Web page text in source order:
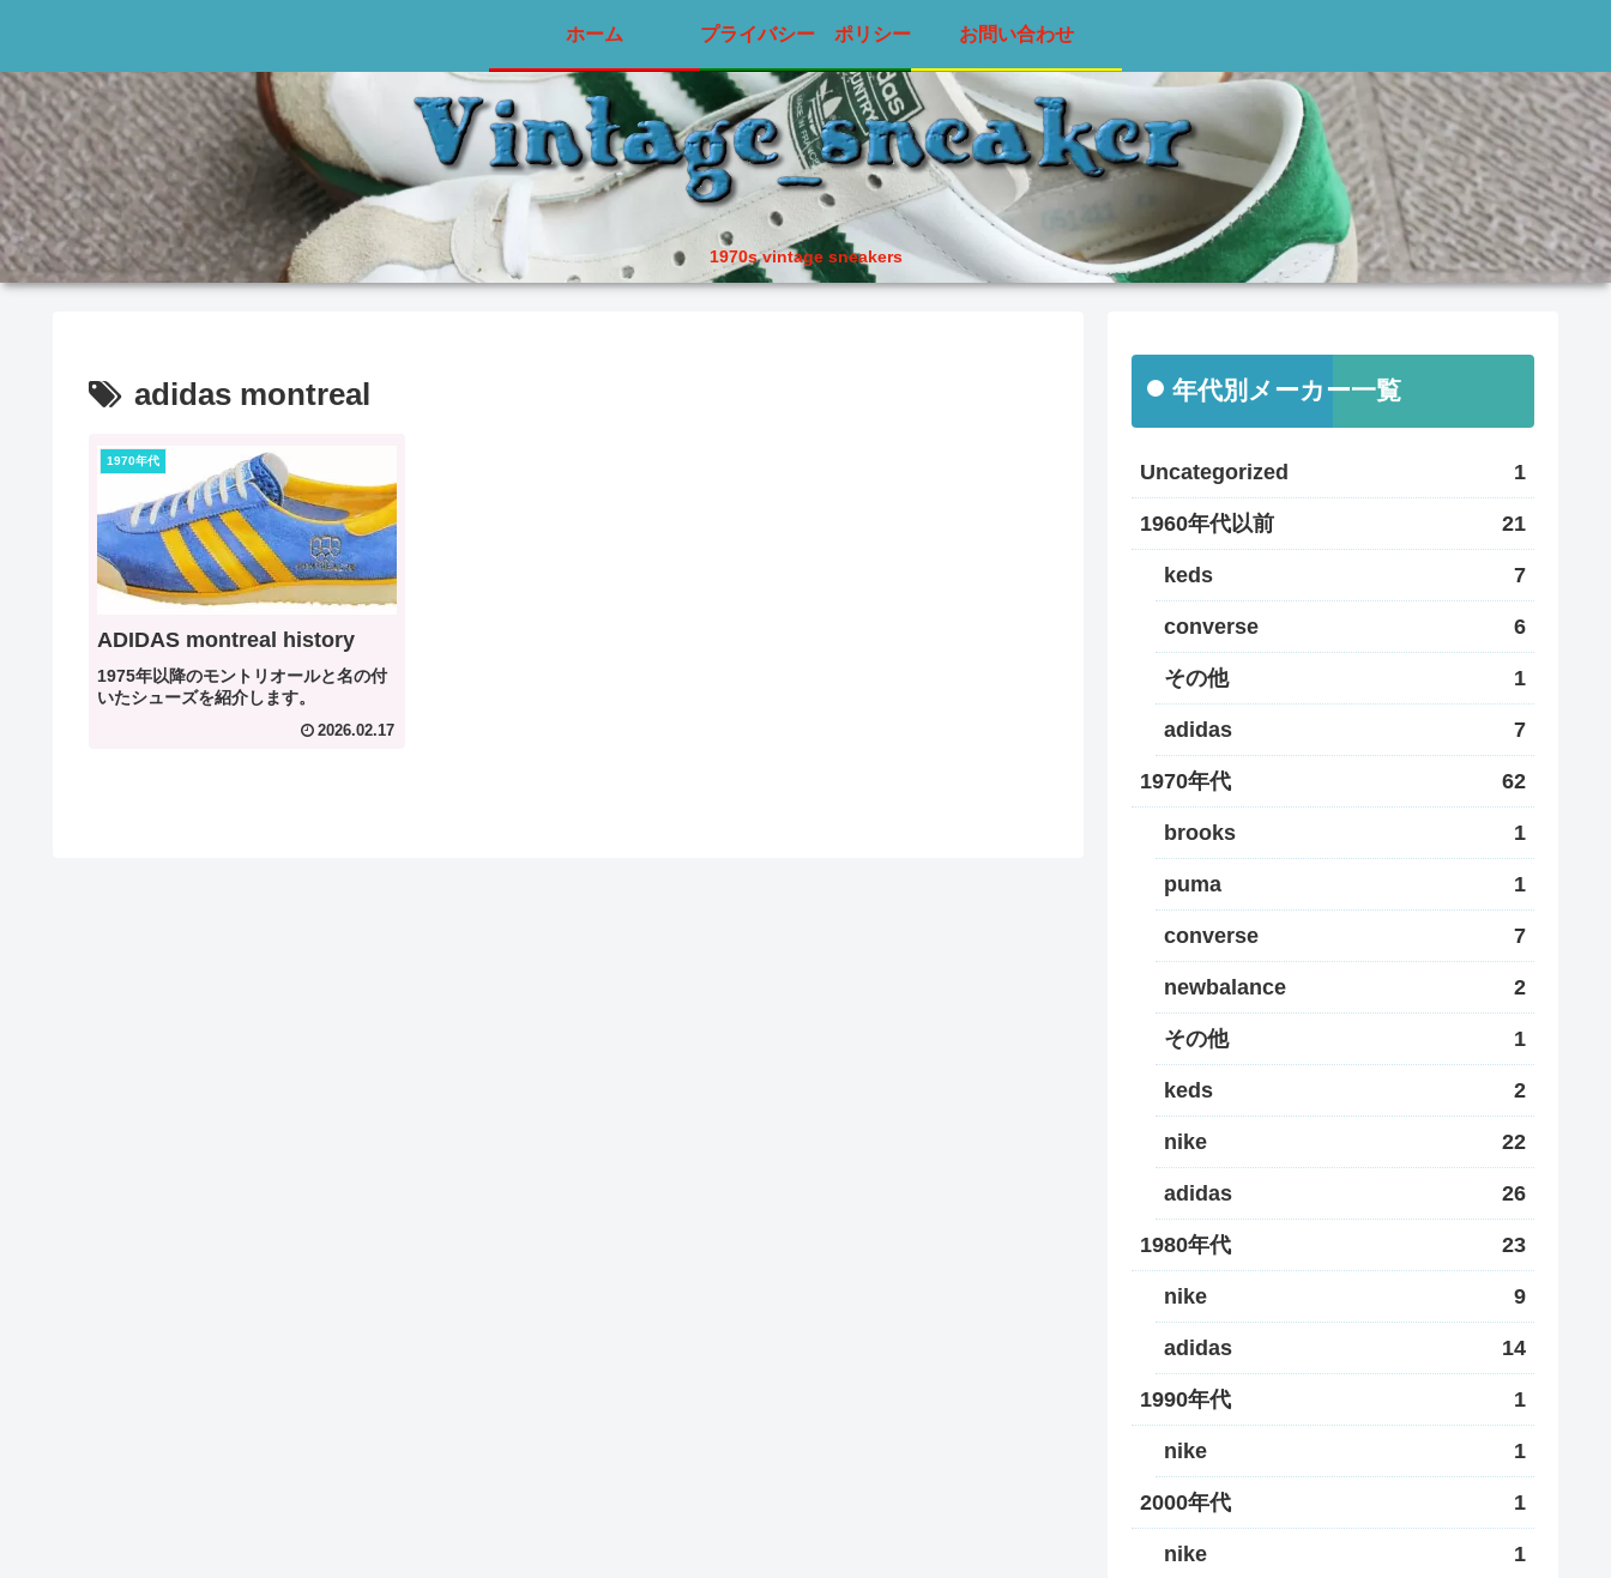
1970s vintage sneakers
ホーム プライバシー ポリシー お問い合わせ
adidas montreal
1970年代
ADIDAS montreal history
1975年以降のモントリオールと名の付
いたシューズを紹介します。
2026.02.17
年代別メーカー一覧
Uncategorized 1
1960年代以前 21
keds 7
converse 6
その他 1
adidas 7
1970年代 62
brooks 1
puma 1
converse 7
newbalance 2
その他 1
keds 2
nike 22
adidas 26
1980年代 23
nike 9
adidas 14
1990年代 1
nike 1
2000年代 1
nike 1